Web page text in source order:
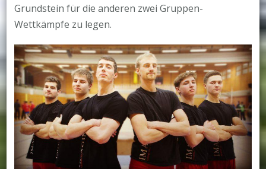
Grundstein für die anderen zwei Gruppen-
Wettkämpfe zu legen.